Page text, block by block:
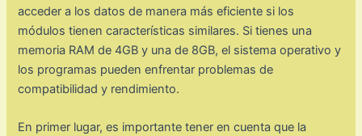
acceder a los datos de manera más eficiente si los
módulos tienen características similares. Si tienes una
memoria RAM de 4GB y una de 8GB, el sistema operativo y
los programas pueden enfrentar problemas de
compatibilidad y rendimiento.
En primer lugar, es importante tener en cuenta que la